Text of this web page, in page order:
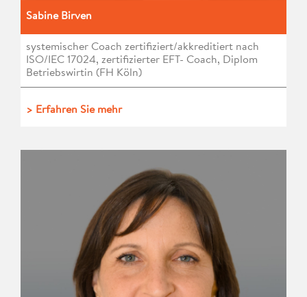
Sabine Birven
systemischer Coach zertifiziert/akkreditiert nach
ISO/IEC 17024, zertifizierter EFT- Coach, Diplom
Betriebswirtin (FH Köln)
> Erfahren Sie mehr